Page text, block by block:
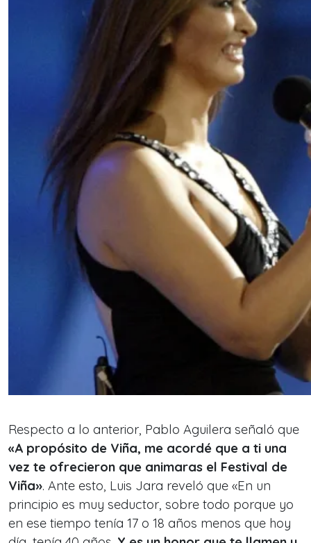
Respecto a lo anterior, Pablo Aguilera señaló que
«A propósito de Viña, me acordé que a ti una
vez te ofrecieron que animaras el Festival de
Viña». Ante esto, Luis Jara reveló que «En un
principio es muy seductor, sobre todo porque yo
en ese tiempo tenía 17 o 18 años menos que hoy